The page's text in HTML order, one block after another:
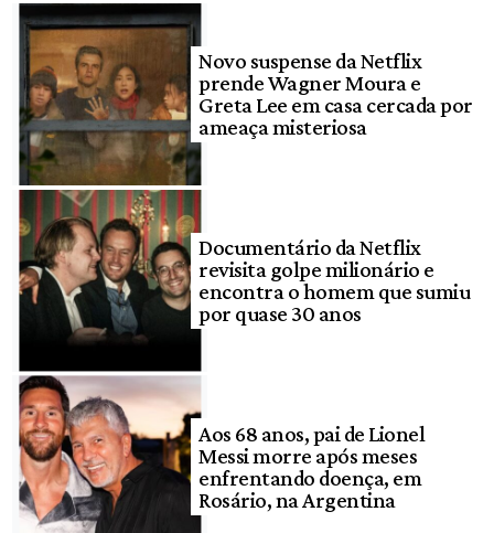
Novo suspense da Netflix
prende Wagner Moura e
Greta Lee em casa cercada por
ameaça misteriosa
Documentário da Netflix
revisita golpe milionário e
encontra o homem que sumiu
por quase 30 anos
Aos 68 anos, pai de Lionel
Messi morre após meses
enfrentando doença, em
Rosário, na Argentina